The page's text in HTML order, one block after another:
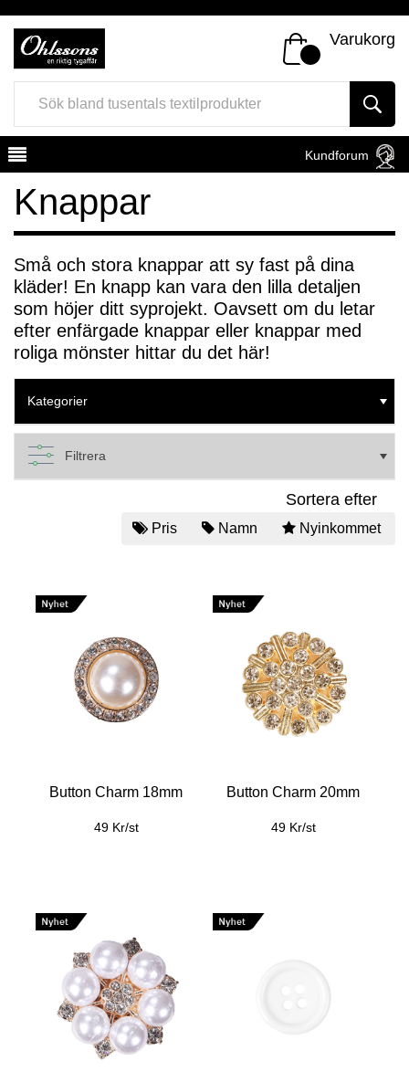
Varukorg
Kundforum
Register Sign In
Knappar
Små och stora knappar att sy fast på dina
kläder! En knapp kan vara den lilla detaljen
som höjer ditt syprojekt. Oavsett om du letar
efter enfärgade knappar eller knappar med
roliga mönster hittar du det här!
Kategorier
Filtrera
Sortera efter
Pris Namn Nyinkommet
Button Charm 18mm
49 Kr/st
Button Charm 20mm
49 Kr/st